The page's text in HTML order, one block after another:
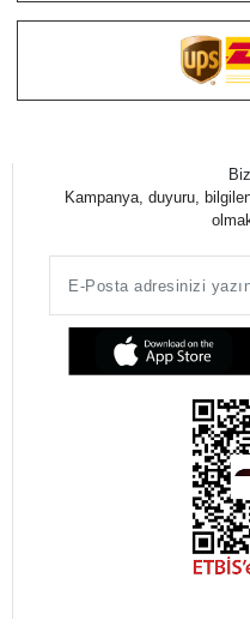
Kampanya, duyuru,